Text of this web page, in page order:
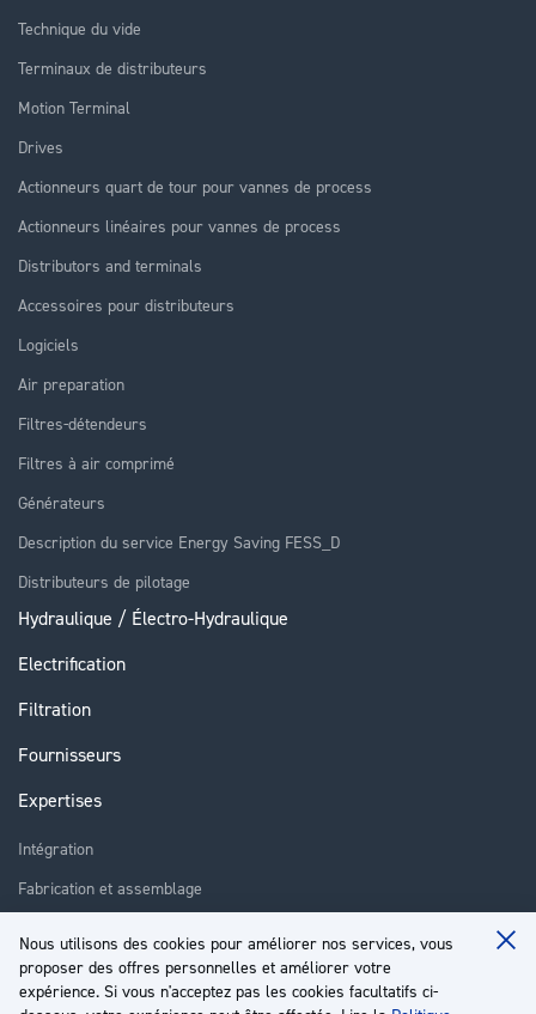
Nous utilisons des cookies pour améliorer nos services, vous
proposer des offres personnelles et améliorer votre
expérience. Si vous n'acceptez pas les cookies facultatifs ci-
Technique du vide
Terminaux de distributeurs
Motion Terminal
Drives
Actionneurs quart de tour pour vannes de process
Actionneurs linéaires pour vannes de process
Distributors and terminals
Accessoires pour distributeurs
Logiciels
Air preparation
Filtres-détendeurs
Filtres à air comprimé
Générateurs
Description du service Energy Saving FESS_D
Distributeurs de pilotage
Hydraulique / Électro-Hydraulique
Electrification
Filtration
Fournisseurs
Expertises
Intégration
Fabrication et assemblage
Réparation
Formation